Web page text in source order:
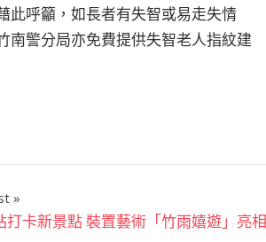
此呼籲，如長者有失智或易走失情
南警分局亦免費提供失智老人指紋建
打卡新景點 裝置藝術「竹雨嬉遊」亮相